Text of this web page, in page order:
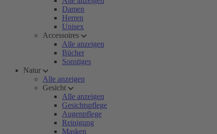
Damen
Herren
Unisex
Accessoires
Alle anzeigen
Bücher
Sonstiges
Natur
Alle anzeigen
Gesicht
Alle anzeigen
Gesichtspflege
Augenpflege
Reinigung
Masken